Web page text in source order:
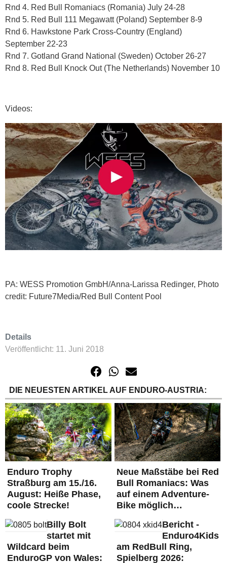
Rnd 4. Red Bull Romaniacs (Romania) July 24-28
Rnd 5. Red Bull 111 Megawatt (Poland) September 8-9
Rnd 6. Hawkstone Park Cross-Country (England)
September 22-23
Rnd 7. Gotland Grand National (Sweden) October 26-27
Rnd 8. Red Bull Knock Out (The Netherlands) November 10
Videos:
PA: WESS Promotion GmbH/Anna-Larissa Redinger, Photo
credit: Future7Media/Red Bull Content Pool
Details
Veröffentlicht: 11. Juni 2018
DIE NEUESTEN ARTIKEL AUF ENDURO-AUSTRIA:
Enduro Trophy
Straßburg am 15./16.
August: Heiße Phase,
coole Strecke!
Neue Maßstäbe bei Red
Bull Romaniacs: Was
auf einem Adventure-
Bike möglich…
Billy Bolt
startet mit
Wildcard beim
EnduroGP von Wales:
Bericht -
Enduro4Kids
am RedBull Ring,
Spielberg 2026: